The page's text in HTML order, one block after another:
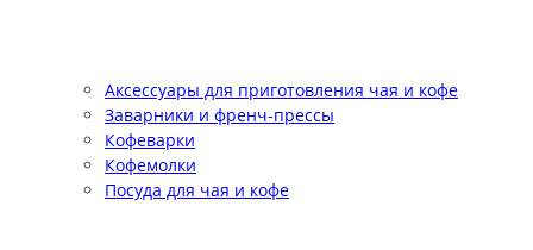
Аксессуары для приготовления чая и кофе
Заварники и френч-прессы
Кофеварки
Кофемолки
Посуда для чая и кофе